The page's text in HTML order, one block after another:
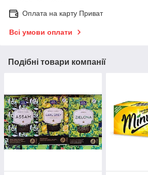
Оплата на карту Приват
Всі умови оплати
Подібні товари компанії